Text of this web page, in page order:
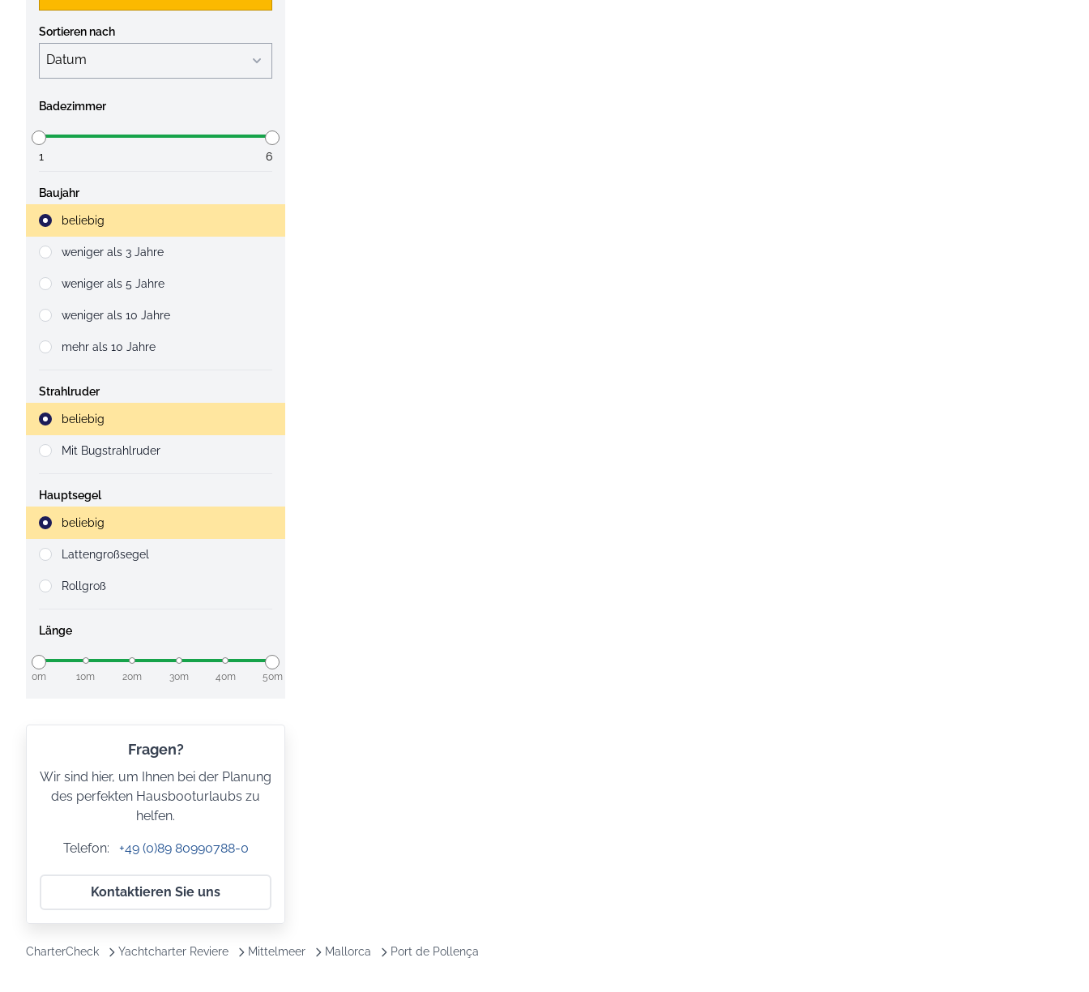
Sortieren nach
Badezimmer
1 6
Baujahr
Strahlruder
beliebig
weniger als 3 Jahre
weniger als 5 Jahre
weniger als 10 Jahre
mehr als 10 Jahre
Strahlruder
Strahlruder
beliebig
Mit Bugstrahlruder
Hauptsegel
Strahlruder
beliebig
Lattengroßsegel
Rollgroß
Länge
0m 10m 20m 30m 40m 50m
Fragen?
Wir sind hier, um Ihnen bei der Planung
des perfekten Hausbooturlaubs zu
helfen.
Telefon: +49 (0)89 80990788-0
Kontaktieren Sie uns
CharterCheck Yachtcharter Reviere Mittelmeer Mallorca Port de Pollença